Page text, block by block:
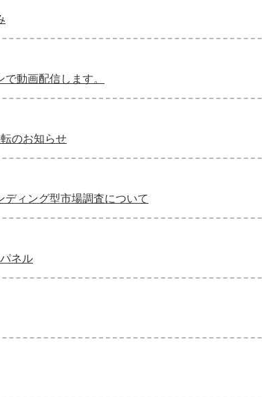
動画配信します。
のお知らせ
ィング型市場調査について
ネル